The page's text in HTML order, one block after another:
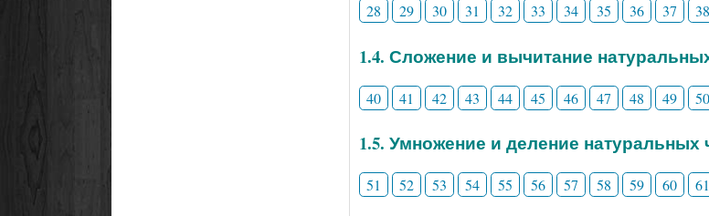
28 29 30 31 32 33 34 35 36 37 38
1.4. Сложение и вычитание
40 41 42 43 44 45 46 47 48 49 50
1.5. Умножение и деление
51 52 53 54 55 56 57 58 59 60 61